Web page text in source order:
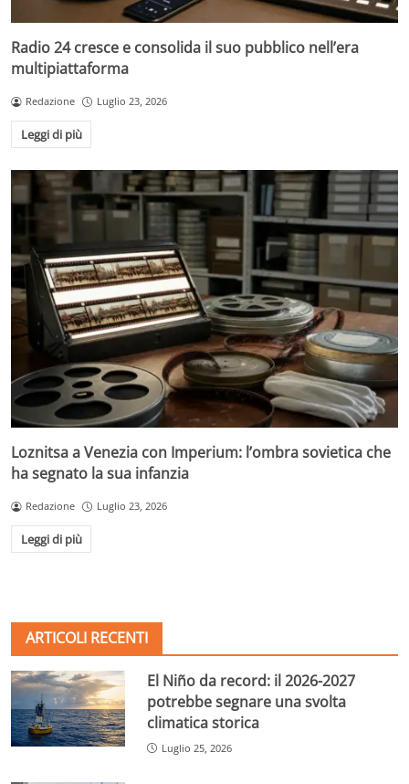
Radio 24 cresce e consolida il suo pubblico nell’era
multipiattaforma
Redazione Luglio 23, 2026
Leggi di più
Loznitsa a Venezia con Imperium: l’ombra sovietica che
ha segnato la sua infanzia
Redazione Luglio 23, 2026
Leggi di più
ARTICOLI RECENTI
El Niño da record: il 2026-2027
potrebbe segnare una svolta
climatica storica
Luglio 25, 2026